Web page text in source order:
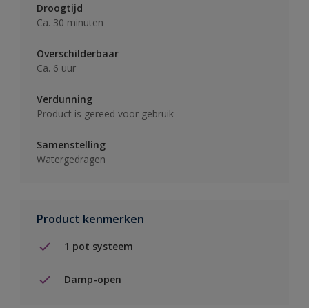
Droogtijd
Ca. 30 minuten
Overschilderbaar
Ca. 6 uur
Verdunning
Product is gereed voor gebruik
Samenstelling
Watergedragen
Product kenmerken
1 pot systeem
Damp-open